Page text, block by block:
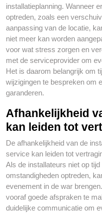
installatieplanning. Wanneer
optreden, zoals een
aanpassing van de locatie,
niet meer kan worden
voor wat stress zorgen en
met de serviceprovider om
Het is daarom belangrijk om
wijzigingen te bespreken om
garanderen.
Afhankelijkheid
kan leiden tot
De afhankelijkheid van de
service kan leiden tot
Als de installateurs niet op
omstandigheden optreden,
evenement in de war
vooraf goede afspraken te
duidelijke communicatie om